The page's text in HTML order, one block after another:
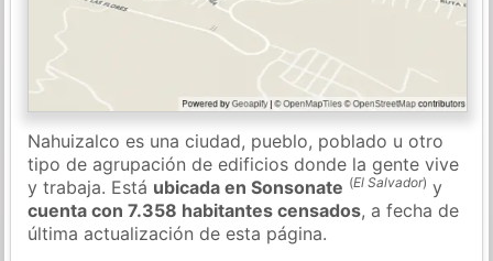
Nahuizalco es una ciudad, pueblo, poblado u otro
tipo de agrupación de edificios donde la gente vive
y trabaja. Está ubicada en Sonsonate (El Salvador) y
cuenta con 7.358 habitantes censados, a fecha de
última actualización de esta página.